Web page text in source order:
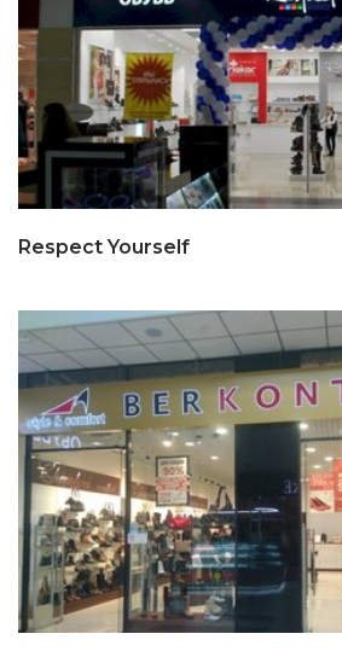
Respect Yourself